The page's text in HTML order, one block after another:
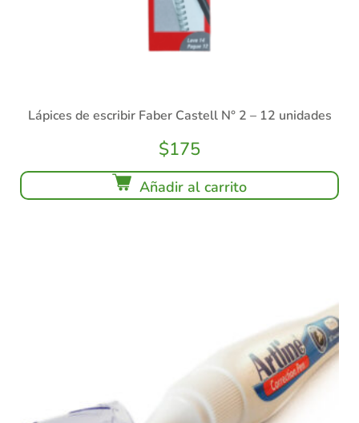
Lápices de escribir Faber Castell N° 2 – 12 unidades
$175
Añadir al carrito